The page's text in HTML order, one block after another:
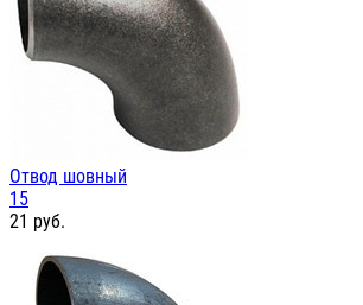
Отвод шовный
15
21 руб.